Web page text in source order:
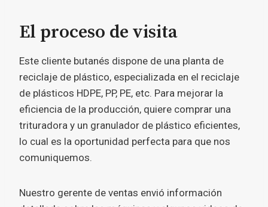
El proceso de visita
Este cliente butanés dispone de una planta de
reciclaje de plástico, especializada en el reciclaje
de plásticos HDPE, PP, PE, etc. Para mejorar la
eficiencia de la producción, quiere comprar una
trituradora y un granulador de plástico eficientes,
lo cual es la oportunidad perfecta para que nos
comuniquemos.
Nuestro gerente de ventas envió información